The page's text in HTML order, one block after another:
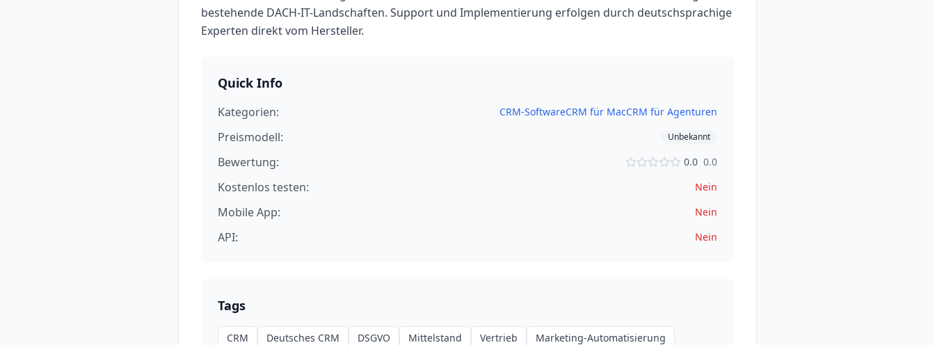
bestehende DACH-IT-Landschaften. Support und Implementierung erfolgen durch deutschsprachige
Experten direkt vom Hersteller.
Quick Info
Kategorien: CRM-SoftwareCRM für MacCRM für Agenturen
Preismodell: Unbekannt
Bewertung: 0.0 0.0
Kostenlos testen: Nein
Mobile App: Nein
API: Nein
Tags
CRM Deutsches CRM DSGVO Mittelstand Vertrieb
Marketing-Automatisierung